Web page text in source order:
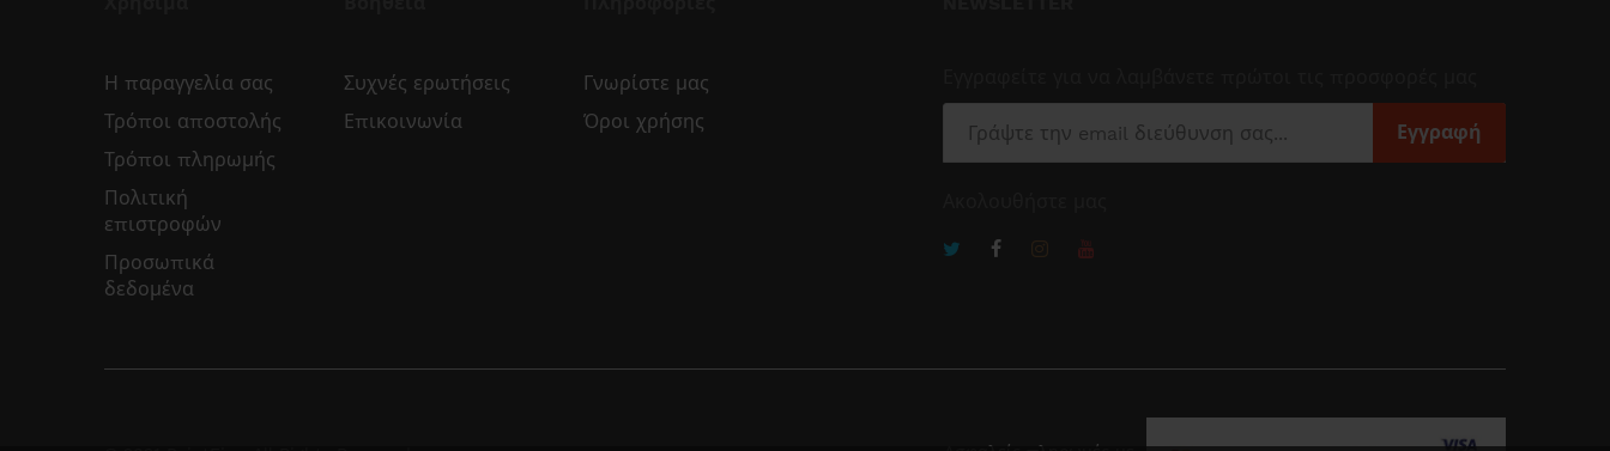
Η παραγγελία σας
Τρόποι αποστολής
Τρόποι πληρωμής
Πολιτική
επιστροφών
Προσωπικά
δεδομένα
Συχνές ερωτήσεις
Επικοινωνία
Γνωρίστε μας
Όροι χρήσης
Εγγραφή